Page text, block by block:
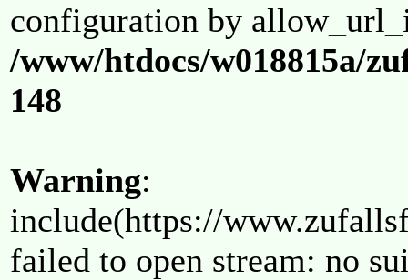
configuration by
/www/htdocs/w018815a/
148
Warning:
include(https://
failed to open stream: no